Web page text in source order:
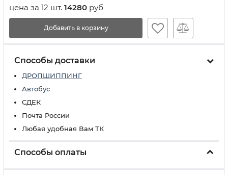
цена за 12 шт. 14280 руб
Добавить в корзину
Способы доставки
ДРОПШИППИНГ
Автобус
СДЕК
Почта России
Любая удобная Вам ТК
Способы оплаты